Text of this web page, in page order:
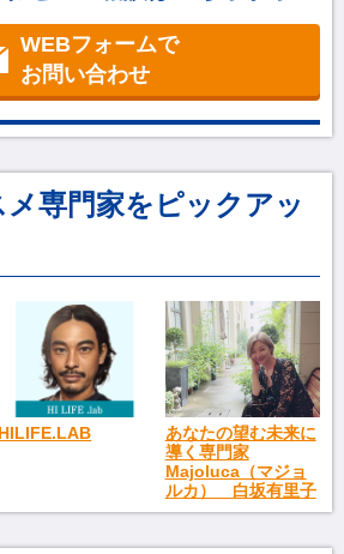
WEBフォームで
お問い合わせ
専門家をピックアッ
HILIFE.LAB
あなたの望む未来に
導く専門家
Majoluca（マジョ
ルカ） 白坂有里子